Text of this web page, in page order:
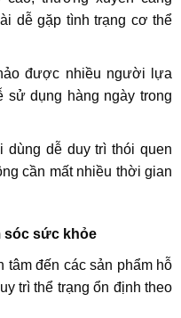
dễ gặp tình trạng cơ thể
được nhiều người lựa
dụng hàng ngày trong
dùng dễ duy trì thói quen
cần mất nhiều thời gian
sóc sức khỏe
đến các sản phẩm hỗ
trì thể trạng ổn định theo